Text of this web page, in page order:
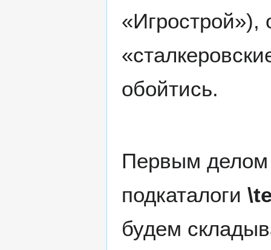
«Игрострой»),
обойтись.
Первым делом
подкаталоги
будем